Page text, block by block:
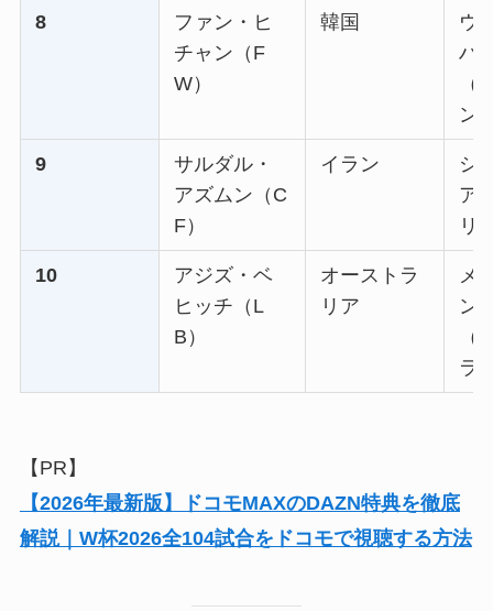
8
ファン・ヒ
チャン（F
W）
韓国
ウ
ハ
（
ン
9
サルダル・
アズムン（C
F）
イラン
シ
ア
リ
10
アジズ・ベ
ヒッチ（L
B）
オーストラ
リア
メ
ン
（
ラ
【PR】
【2026年最新版】ドコモMAXのDAZN特典を徹底
解説｜W杯2026全104試合をドコモで視聴する方法